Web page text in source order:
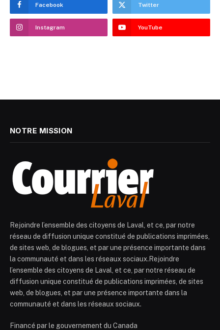
Facebook Twitter
Instagram YouTube
NOTRE MISSION
Rejoindre l’ensemble des citoyens de Laval, et ce, par notre
réseau de diffusion unique constitué de publications imprimées,
de sites web, de blogues, et par une présence importante dans
la communauté et dans les réseaux sociaux.Rejoindre
l’ensemble des citoyens de Laval, et ce, par notre réseau de
diffusion unique constitué de publications imprimées, de sites
web, de blogues, et par une présence importante dans la
communauté et dans les réseaux sociaux.
Financé par le gouvernement du Canada